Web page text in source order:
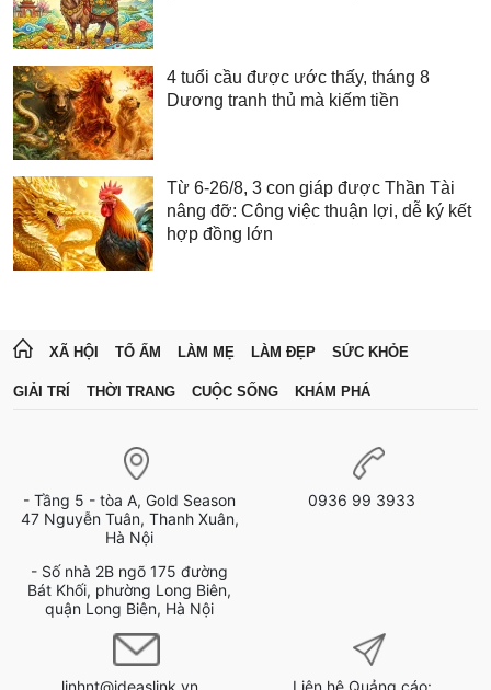
4 tuổi cầu được ước thấy, tháng 8
Dương tranh thủ mà kiếm tiền
Từ 6-26/8, 3 con giáp được Thần Tài
nâng đỡ: Công việc thuận lợi, dễ ký kết
hợp đồng lớn
XÃ HỘI TỔ ẤM LÀM MẸ LÀM ĐẸP SỨC KHỎE
GIẢI TRÍ THỜI TRANG CUỘC SỐNG KHÁM PHÁ
- Tầng 5 - tòa A, Gold Season
47 Nguyễn Tuân, Thanh Xuân,
Hà Nội
- Số nhà 2B ngõ 175 đường
Bát Khối, phường Long Biên,
quận Long Biên, Hà Nội
0936 99 3933